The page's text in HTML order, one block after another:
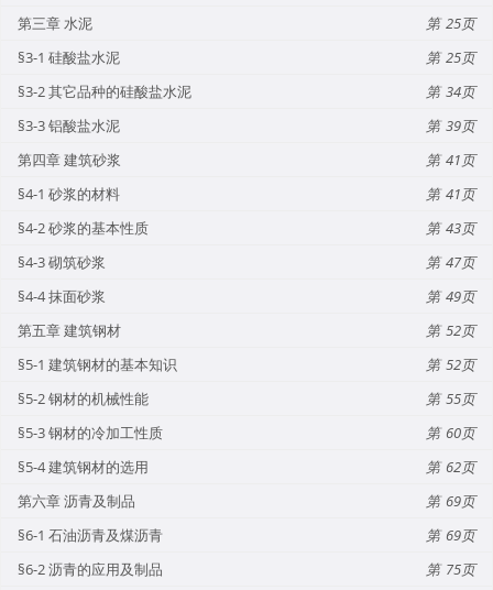
第三章 水泥
25
§3-1 硅酸盐水泥
25
§3-2 其它品种的硅酸盐水泥
34
§3-3 铝酸盐水泥
39
第四章 建筑砂浆
41
§4-1 砂浆的材料
41
§4-2 砂浆的基本性质
43
§4-3 砌筑砂浆
47
§4-4 抹面砂浆
49
第五章 建筑钢材
52
§5-1 建筑钢材的基本知识
52
§5-2 钢材的机械性能
55
§5-3 钢材的冷加工性质
60
§5-4 建筑钢材的选用
62
第六章 沥青及制品
69
§6-1 石油沥青及煤沥青
69
§6-2 沥青的应用及制品
75